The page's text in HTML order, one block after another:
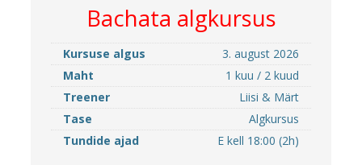
Bachata algkursus
Kursuse algus
3. august 2026
Maht
1 kuu / 2 kuud
Treener
Liisi & Märt
Tase
Algkursus
Tundide ajad
E kell 18:00 (2h)